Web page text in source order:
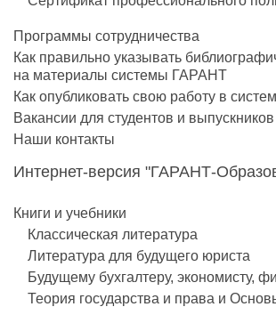
Программы сотрудничества
Как правильно указывать
на материалы системы ГАРАНТ
Как опубликовать свою работу в
Вакансии для студентов и выпускников
Наши контакты
Интернет-версия "ГАРАНТ-
Книги и учебники
Классическая литература
Литература для будущего юриста
Будущему бухгалтеру, экономисту,
Теория государства и права и